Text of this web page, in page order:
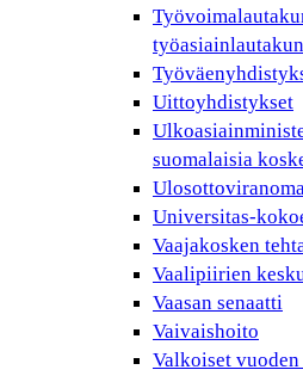
Uittoyhdistykset
suomalaisia
Universitas-
Vaajakosken
Vaalipiirien
Vaasan senaatti
Vaivaishoito
Valkoiset